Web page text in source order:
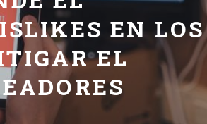
EN LOS
EL